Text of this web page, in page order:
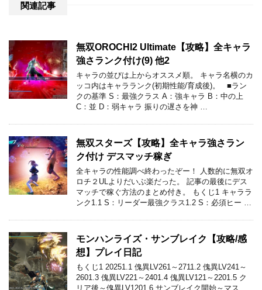
関連記事
無双OROCHI2 Ultimate【攻略】全キャラ
強さランク付け(9) 他2
キャラの並びは上からオススメ順。 キャラ名横のカ
ッコ内はキャラランク(初期性能/育成後)。 ■ラン
クの基準 S：最強クラス A：強キャラ B：中の上
C：並 D：弱キャラ 振りの遅さを神 …
無双スターズ【攻略】全キャラ強さラン
ク付け デスマッチ稼ぎ
全キャラの性能調べ終わったぞー！ 人数的に無双オ
ロチ２ULよりだいぶ楽だった。 記事の最後にデス
マッチで稼ぐ方法のまとめ付き。 もくじ1 キャララ
ンク1.1 S：リーダー最強クラス1.2 S：必須ヒー …
モンハンライズ・サンブレイク【攻略/感
想】プレイ日記
もくじ1 20251.1 傀異LV261～2711.2 傀異LV241～
2601.3 傀異LV221～2401.4 傀異LV121～2201.5 ク
リア後～傀異LV1201.6 サンブレイク開始～マス …